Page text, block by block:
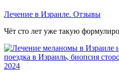
Лечение в Израиле. Отзывы
Чёт сто лет уже такую